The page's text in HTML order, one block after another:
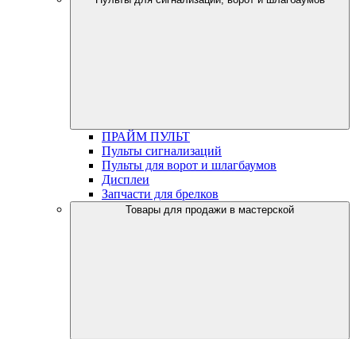
ПРАЙМ ПУЛЬТ
Пульты сигнализаций
Пульты для ворот и шлагбаумов
Дисплеи
Запчасти для брелков
Товары для продажи в мастерской